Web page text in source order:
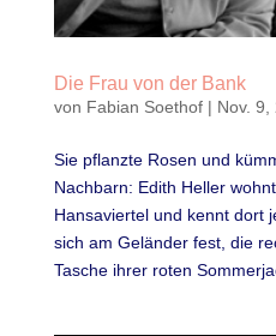
Die Frau von der Bank
von Fabian Soethof| Nov. 9,
Sie pflanzte Rosen und
Nachbarn: Edith Heller
Hansaviertel und kennt dort
sich am Geländer fest, die
Tasche ihrer roten